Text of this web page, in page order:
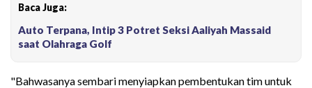
Baca Juga:
Auto Terpana, Intip 3 Potret Seksi Aaliyah Massaid
saat Olahraga Golf
"Bahwasanya sembari menyiapkan pembentukan tim untuk